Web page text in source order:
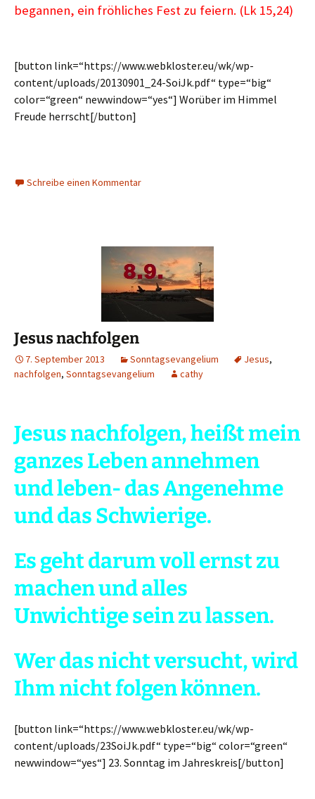
begannen, ein fröhliches Fest zu feiern. (Lk 15,24)
[button link=“https://www.webkloster.eu/wk/wp-
content/uploads/20130901_24-SoiJk.pdf“ type=“big“
color=“green“ newwindow=“yes“] Worüber im Himmel
Freude herrscht[/button]
Schreibe einen Kommentar
Jesus nachfolgen
7. September 2013 Sonntagsevangelium Jesus,
nachfolgen, Sonntagsevangelium cathy
Jesus nachfolgen, heißt mein
ganzesLeben annehmen
und leben- das Angenehme
und das Schwierige.
Es geht darum voll ernst zu
machen und alles
Unwichtige sein zu lassen.
Wer das nicht versucht, wird
Ihm nicht folgen können.
[button link=“https://www.webkloster.eu/wk/wp-
content/uploads/23SoiJk.pdf“ type=“big“ color=“green“
newwindow=“yes“] 23. Sonntag im Jahreskreis[/button]